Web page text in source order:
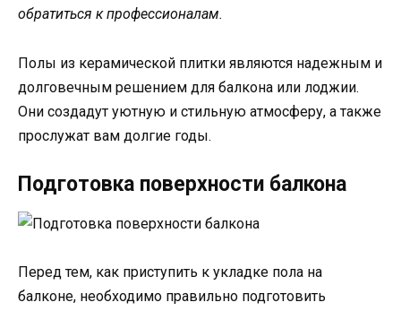
обратиться к профессионалам.
Полы из керамической плитки являются надежным и
долговечным решением для балкона или лоджии.
Они создадут уютную и стильную атмосферу, а также
прослужат вам долгие годы.
Подготовка поверхности балкона
Перед тем, как приступить к укладке пола на
балконе, необходимо правильно подготовить